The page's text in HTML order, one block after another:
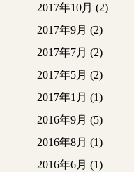
2017年10月 (2)
2017年9月 (2)
2017年7月 (2)
2017年5月 (2)
2017年1月 (1)
2016年9月 (5)
2016年8月 (1)
2016年6月 (1)